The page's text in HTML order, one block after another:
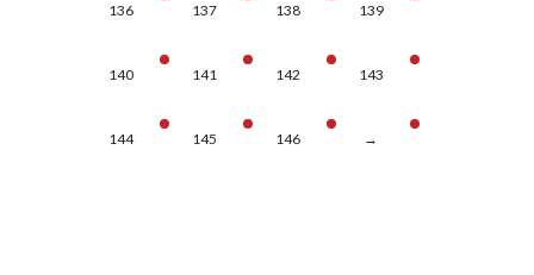
136 137 138 139
140 141 142 143
144 145 146 →